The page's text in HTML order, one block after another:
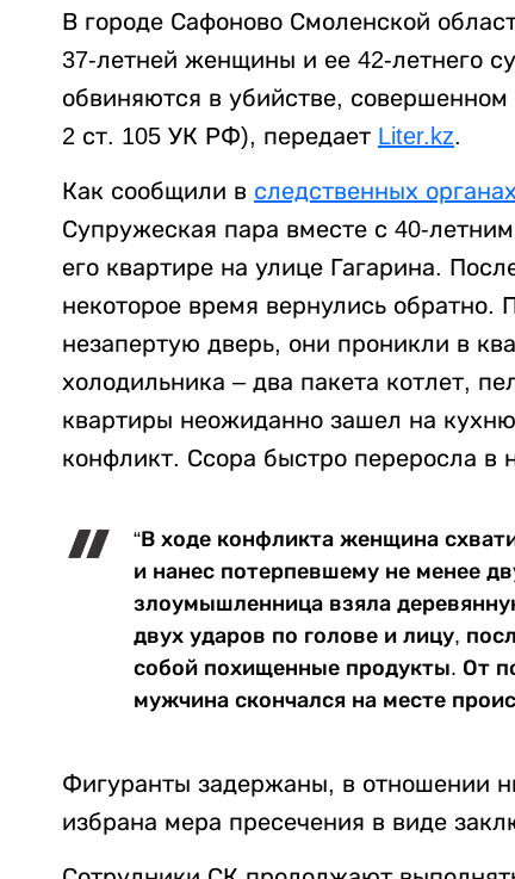
В городе Сафоново Смоленской
37-летней женщины и ее 42-летнего
обвиняются в убийстве,
2 ст. 105 УК РФ), передает Liter.kz.
Как сообщили в следственных органах
Супружеская пара вместе с 40-
его квартире на улице Гагарина.
некоторое время вернулись обратно.
незапертую дверь, они проникли в
холодильника – два пакета котлет,
квартиры неожиданно зашел на
конфликт. Ссора быстро переросла в
“В ходе конфликта женщина
и нанес потерпевшему не менее
злоумышленница взяла
двух ударов по голове и лицу,
собой похищенные продукты. От
мужчина скончался на месте
Фигуранты задержаны, в отношении
избрана мера пресечения в виде